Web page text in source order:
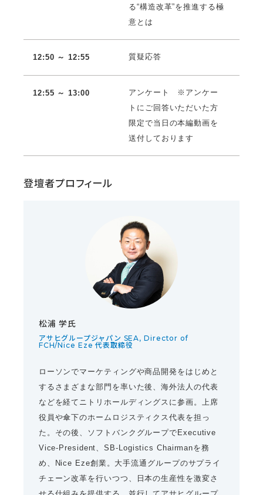
る“構造改革”を推進する極
意とは
12:50 ～ 12:55 質疑応答
12:55 ～ 13:00
アンケート ※アンケー
トにご回答いただいた方
限定で当日の本編動画を
送付しております
登壇者プロフィール
松浦 学氏
アサヒグループジャパン SEA, Director of
FCH/Nice Eze 代表取締役
ローソンでマーケティングや商品開発をはじめと
するさまざまな部門を率いた後、海外法人の代表
などを経てニトリホールディングスに参画。上席
役員や傘下のホームロジスティクス代表を担っ
た。その後、ソフトバンクグループでExecutive
Vice-President、SB-Logistics Chairmanを務
め、Nice Eze創業。大手流通グループのサプライ
チェーン改革を行いつつ、日本の生産性を激変さ